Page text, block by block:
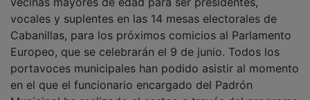
vocales y suplentes en las 14 mesas electorales de
Cabanillas, para los próximos comicios al Parlamento
Europeo, que se celebrarán el 9 de junio. Todos los
portavoces municipales han podido asistir al momento
en el que el funcionario encargado del Padrón
Municipal ha realizado el sorteo a través del programa